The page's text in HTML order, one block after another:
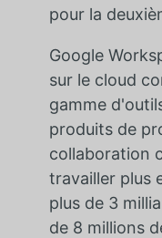
pour la
Google
sur le cloud
gamme
produits de
collaboration
travailler plus
plus de 3
de 8 millions